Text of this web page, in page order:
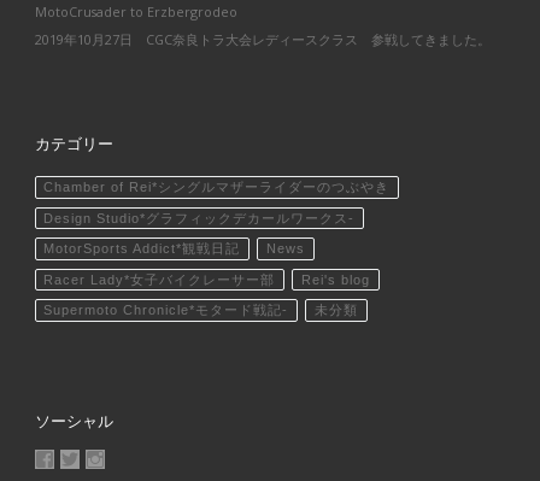
MotoCrusader to Erzbergrodeo
2019年10月27日 CGC奈良トラ大会レディースクラス 参戦してきました。
カテゴリー
Chamber of Rei*シングルマザーライダーのつぶやき
Design Studio*グラフィックデカールワークス-
MotorSports Addict*観戦日記 News
Racer Lady*女子バイクレーサー部 Rei's blog
Supermoto Chronicle*モタード戦記- 未分類
ソーシャル
MotoCrusader さんのプロフィールを Facebook で表示
@MotoCrusader さんのプロフィールを Twitter で表示